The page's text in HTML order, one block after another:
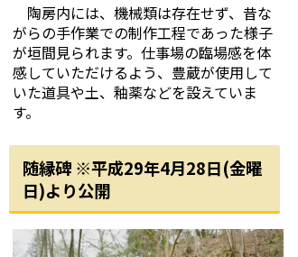
陶房内には、機械類は存在せず、昔な
がらの手作業での制作工程であった様子
が垣間見られます。仕事場の臨場感を体
感していただけるよう、豊蔵が使用して
いた道具や土、釉薬などを設えていま
す。
随縁碑 ※平成29年4月28日(金曜
日)より公開